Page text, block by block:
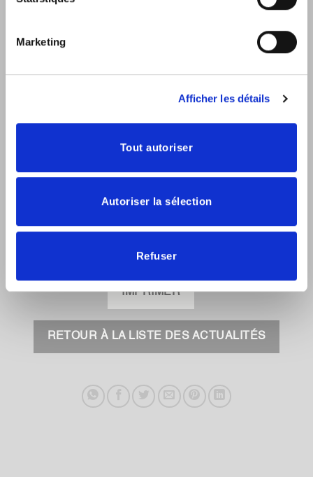
Marketing
Afficher les détails
Tout autoriser
Autoriser la sélection
Refuser
IMPRIMER
RETOUR À LA LISTE DES ACTUALITÉS